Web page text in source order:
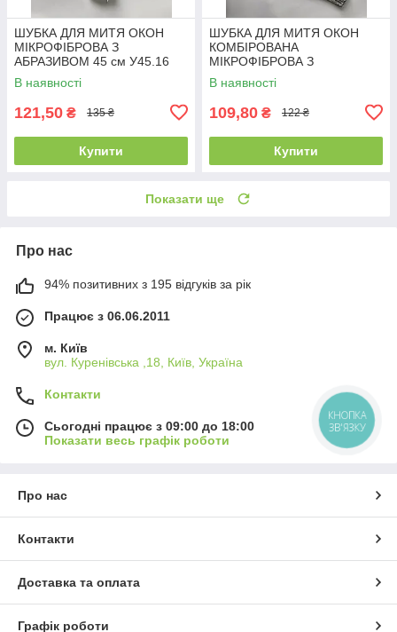
ШУБКА ДЛЯ МИТЯ ОКОН
МІКРОФІБРОВА З
АБРАЗИВОМ 45 см У45.16
В наявності
121,50 ₴ 135 ₴
Купити
ШУБКА ДЛЯ МИТЯ ОКОН
КОМБІРОВАНА
МІКРОФІБРОВА З
АБРАЗИВОМ 25 см У25.17
В наявності
109,80 ₴ 122 ₴
Купити
Показати ще
Про нас
94% позитивних з 195 відгуків за рік
Працює з 06.06.2011
м. Київ
вул. Куренівська ,18, Київ, Україна
Контакти
Сьогодні працює з 09:00 до 18:00
Показати весь графік роботи
Про нас
Контакти
Доставка та оплата
Графік роботи
КНОПКА
ЗВ'ЯЗКУ